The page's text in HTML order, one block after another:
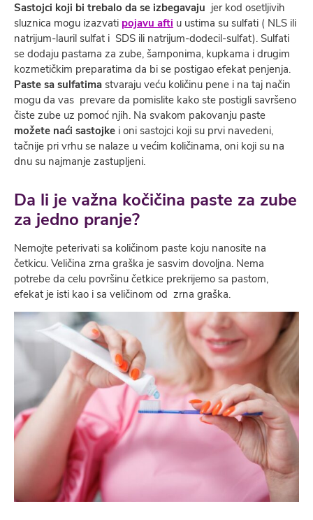
Sastojci koji bi trebalo da se izbegavaju jer kod osetljivih
sluznica mogu izazvati pojavu afti u ustima su sulfati ( NLS ili
natrijum-lauril sulfat i SDS ili natrijum-dodecil-sulfat). Sulfati
se dodaju pastama za zube, šamponima, kupkama i drugim
kozmetičkim preparatima da bi se postigao efekat penjenja.
Paste sa sulfatima stvaraju veću količinu pene i na taj način
mogu da vas prevare da pomislite kako ste postigli savršeno
čiste zube uz pomoć njih. Na svakom pakovanju paste
možete naći sastojke i oni sastojci koji su prvi navedeni,
tačnije pri vrhu se nalaze u većim količinama, oni koji su na
dnu su najmanje zastupljeni.
Da li je važna kočičina paste za zube
za jedno pranje?
Nemojte peterivati sa količinom paste koju nanosite na
četkicu. Veličina zrna graška je sasvim dovoljna. Nema
potrebe da celu površinu četkice prekrijemo sa pastom,
efekat je isti kao i sa veličinom od zrna graška.